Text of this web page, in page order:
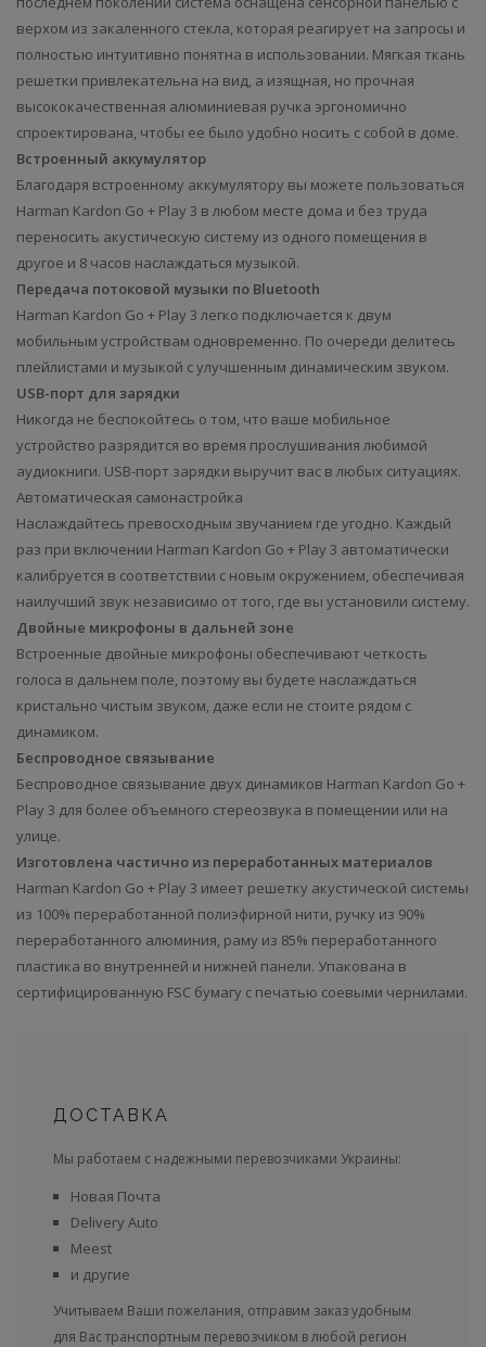
верхом из закаленного стекла, которая реагирует на запросы и
полностью интуитивно понятна в использовании. Мягкая ткань
решетки привлекательна на вид, а изящная, но прочная
высококачественная алюминиевая ручка эргономично
спроектирована, чтобы ее было удобно носить с собой в доме.
Встроенный аккумулятор
Благодаря встроенному аккумулятору вы можете пользоваться
Harman Kardon Go + Play 3 в любом месте дома и без труда
переносить акустическую систему из одного помещения в
другое и 8 часов наслаждаться музыкой.
Передача потоковой музыки по Bluetooth
Harman Kardon Go + Play 3 легко подключается к двум
мобильным устройствам одновременно. По очереди делитесь
плейлистами и музыкой с улучшенным динамическим звуком.
USB-порт для зарядки
Никогда не беспокойтесь о том, что ваше мобильное
устройство разрядится во время прослушивания любимой
аудиокниги. USB-порт зарядки выручит вас в любых ситуациях.
Автоматическая самонастройка
Наслаждайтесь превосходным звучанием где угодно. Каждый
раз при включении Harman Kardon Go + Play 3 автоматически
калибруется в соответствии с новым окружением, обеспечивая
наилучший звук независимо от того, где вы установили систему.
Двойные микрофоны в дальней зоне
Встроенные двойные микрофоны обеспечивают четкость
голоса в дальнем поле, поэтому вы будете наслаждаться
кристально чистым звуком, даже если не стоите рядом с
динамиком.
Беспроводное связывание
Беспроводное связывание двух динамиков Harman Kardon Go +
Play 3 для более объемного стереозвука в помещении или на
улице.
Изготовлена частично из переработанных материалов
Harman Kardon Go + Play 3 имеет решетку акустической системы
из 100% переработанной полиэфирной нити, ручку из 90%
переработанного алюминия, раму из 85% переработанного
пластика во внутренней и нижней панели. Упакована в
сертифицированную FSC бумагу с печатью соевыми чернилами.
ДОСТАВКА
Мы работаем с надежными перевозчиками Украины:
Новая Почта
Delivery Auto
Meest
и другие
Учитываем Ваши пожелания, отправим заказ удобным
для Вас транспортным перевозчиком в любой регион